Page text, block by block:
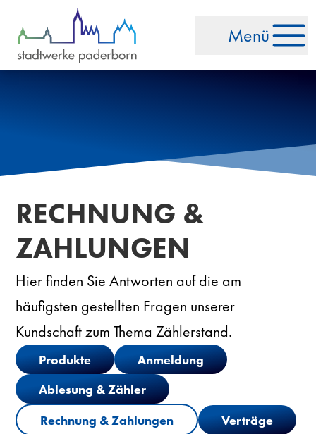
Zum Inhalt springen
Menü
RECHNUNG &
ZAHLUNGEN
Hier finden Sie Antworten auf die am
häufigsten gestellten Fragen unserer
Kundschaft zum Thema Zählerstand.
Produkte
Anmeldung
Ablesung & Zähler
Rechnung & Zahlungen
Verträge